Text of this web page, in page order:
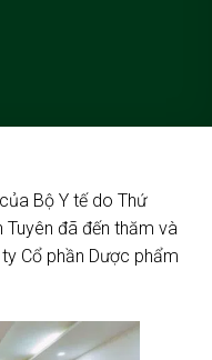
Bộ Y tế do Thứ
đã đến thăm và
Cổ phần Dược phẩm